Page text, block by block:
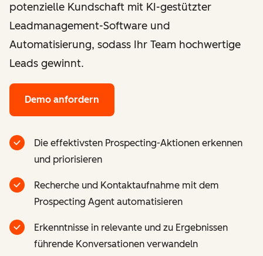
potenzielle Kundschaft mit KI-gestützter
Leadmanagement-Software und
Automatisierung, sodass Ihr Team hochwertige
Leads gewinnt.
Demo anfordern
Die effektivsten Prospecting-Aktionen erkennen
und priorisieren
Recherche und Kontaktaufnahme mit dem
Prospecting Agent automatisieren
Erkenntnisse in relevante und zu Ergebnissen
führende Konversationen verwandeln